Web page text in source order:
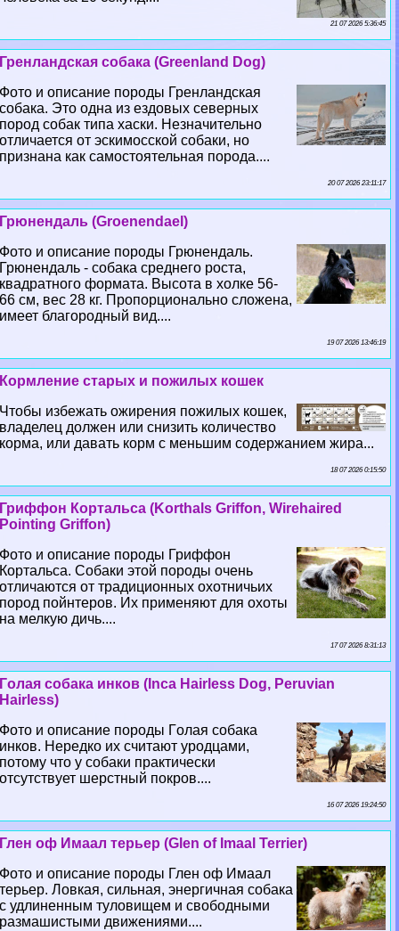
21 07 2026 5:36:45
Гренландская собака (Greenland Dog)
Фото и описание породы Гренландская
собака. Это одна из ездовых северных
пород собак типа хаски. Незначительно
отличается от эскимосской собаки, но
признана как самостоятельная порода....
20 07 2026 23:11:17
Грюнендаль (Groenendael)
Фото и описание породы Грюнендаль.
Грюнендаль - собака среднего роста,
квадратного формата. Высота в холке 56-
66 см, вес 28 кг. Пропорционально сложена,
имеет благородный вид....
19 07 2026 13:46:19
Кормление старых и пожилых кошек
Чтобы избежать ожирения пожилых кошек,
владелец должен или снизить количество
корма, или давать корм с меньшим содержанием жира...
18 07 2026 0:15:50
Гриффон Кортальса (Korthals Griffon, Wirehaired
Pointing Griffon)
Фото и описание породы Гриффон
Кортальса. Собаки этой породы очень
отличаются от традиционных охотничьих
пород пойнтеров. Их применяют для охоты
на мелкую дичь....
17 07 2026 8:31:13
Гoлая собака инков (Inca Hairless Dog, Peruvian
Hairless)
Фото и описание породы Гoлая собака
инков. Нередко их считают уpoдцами,
потому что у собаки пpaктически
отсутствует шерстный покров....
16 07 2026 19:24:50
Глен оф Имаал терьер (Glen of Imaal Terrier)
Фото и описание породы Глен оф Имаал
терьер. Ловкая, сильная, энергичная собака
с удлиненным туловищем и свободными
размашистыми движениями....